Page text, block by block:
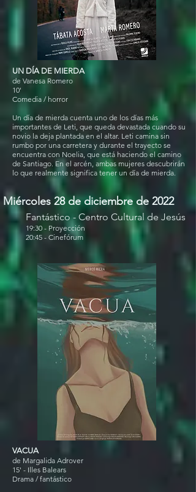
UN DÍA DE MIERDA
de Vanesa Romero
10'
Comedia / horror
Un día de mierda cuenta uno de los días más
importantes de Leti, que queda devastada cuando su
novio la deja plantada en el altar. Leti camina sin
rumbo por una carretera y durante el trayecto se
encuentra con Noelia, que está haciendo el camino
de Santiago. En el arcén, ambas mujeres descubrirán
lo que realmente significa tener un día de mierda.
Miércoles 28 de diciembre de 2022
Fantástico - Centro Cultural de Jesús
19:30 - Proyección
20:45 - Cinefórum
VACUA
de Margalida Adrover
15' - Illes Balears
Drama / fantástico